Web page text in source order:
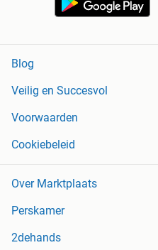
Blog
Veilig en Succesvol
Voorwaarden
Cookiebeleid
Over Marktplaats
Perskamer
2dehands